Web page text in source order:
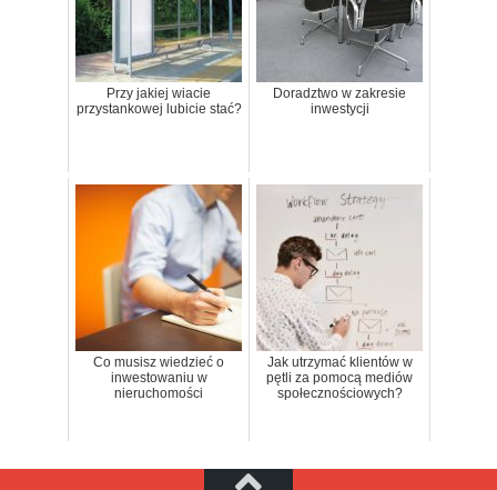
Przy jakiej wiacie
przystankowej lubicie stać?
Doradztwo w zakresie
inwestycji
Co musisz wiedzieć o
inwestowaniu w
nieruchomości
Jak utrzymać klientów w
pętli za pomocą mediów
społecznościowych?